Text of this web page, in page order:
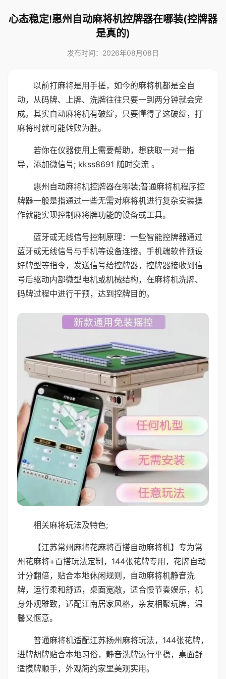
心态稳定!惠州自动麻将机控牌器在哪装(控牌器
是真的)
发布时间：2026年08月08日
以前打麻将是用手搓，如今的麻将机都是全自
动，从码牌、上牌、洗牌往往只要一到两分钟就会完
成。其实自动麻将机有破绽，只要懂得了这破绽，打
麻将时就可能转败为胜。
若你在仪器使用上需要帮助，想获取一对一指
导，添加微信号; kkss8691 随时交流 。
惠州自动麻将机控牌器在哪装;普通麻将机程序控
牌器一般是指通过一些无需对麻将机进行复杂安装操
作就能实现控制麻将牌功能的设备或工具。
蓝牙或无线信号控制原理：一些智能控牌器通过
蓝牙或无线信号与手机等设备连接。手机端软件预设
好牌型等指令，发送信号给控牌器，控牌器接收到信
号后驱动内部微型电机或机械结构，在麻将机洗牌、
码牌过程中进行干预，达到控牌目的。
相关麻将玩法及特色;
【江苏常州麻将花麻将百搭自动麻将机】专为常
州花麻将+百搭玩法定制，144张花牌专用，花牌自动
计分翻倍，贴合本地休闲规则，自动麻将机静音洗
牌，运行柔和舒适，桌面宽敞，适合慢节奏娱乐，机
身外观雅致，适配江南居家风格，亲友相聚玩牌，温
馨又惬意。
普通麻将机适配江苏扬州麻将玩法，144张花牌，
进牌胡牌贴合本地习俗，静音洗牌运行平稳，桌面舒
适摸牌顺手，外观简约家里美观实用。